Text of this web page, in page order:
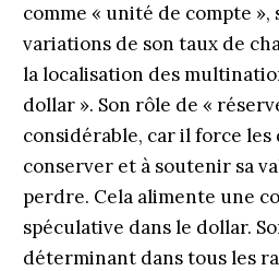
comme « unité de compte »,
variations de son taux de
la localisation des
dollar ». Son rôle de «
considérable, car il force
conserver et à soutenir sa
perdre. Cela alimente une
spéculative dans le dollar.
déterminant dans tous les